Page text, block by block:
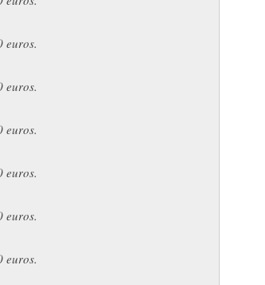
euros.
euros.
euros.
euros.
euros.
euros.